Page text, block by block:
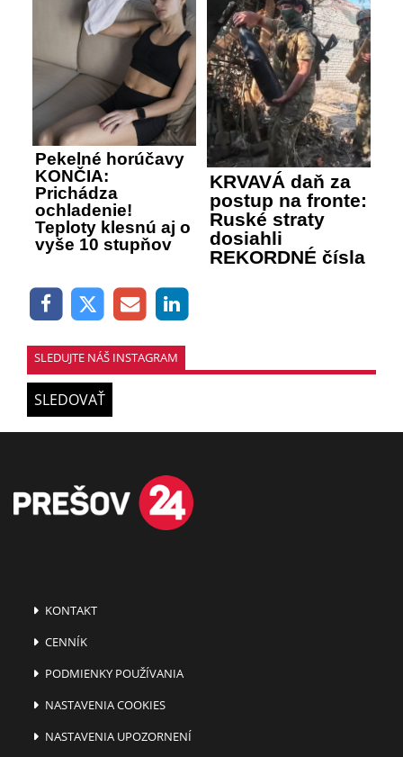
Pekelné horúčavy
KONČIA:
Prichádza
ochladenie!
Teploty klesnú aj o
vyše 10 stupňov
KRVAVÁ daň za
postup na fronte:
Ruské straty
dosiahli
REKORDNÉ čísla
SLEDUJTE NÁŠ INSTAGRAM
SLEDOVAŤ
KONTAKT
CENNÍK
PODMIENKY POUŽÍVANIA
NASTAVENIA COOKIES
NASTAVENIA UPOZORNENÍ